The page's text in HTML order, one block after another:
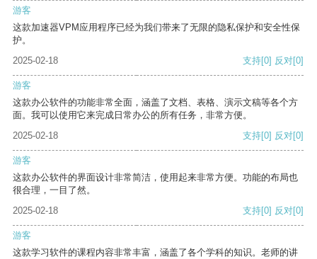
游客
这款加速器VPM应用程序已经为我们带来了无限的隐私保护和安全性保
护。
2025-02-18
支持[0] 反对[0]
游客
这款办公软件的功能非常全面，涵盖了文档、表格、演示文稿等各个方
面。我可以使用它来完成日常办公的所有任务，非常方便。
2025-02-18
支持[0] 反对[0]
游客
这款办公软件的界面设计非常简洁，使用起来非常方便。功能的布局也
很合理，一目了然。
2025-02-18
支持[0] 反对[0]
游客
这款学习软件的课程内容非常丰富，涵盖了各个学科的知识。老师的讲